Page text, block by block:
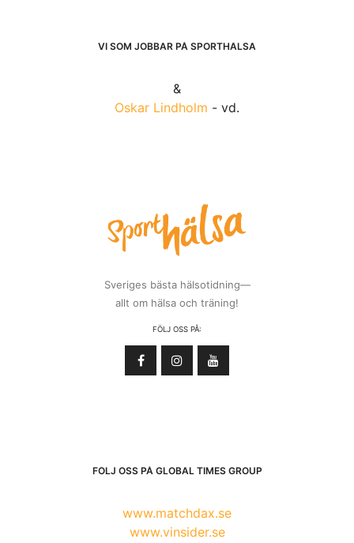
VI SOM JOBBAR PÅ SPORTHÄLSA
&
Oskar Lindholm - vd.
Sveriges bästa hälsotidning—
allt om hälsa och träning!
FÖLJ OSS PÅ:
FÖLJ OSS PÅ GLOBAL TIMES GROUP
www.matchdax.se
www.vinsider.se